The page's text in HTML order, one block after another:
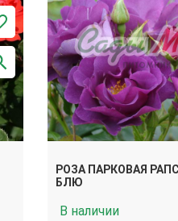
РОЗА ПАРКОВАЯ
БЛЮ
В наличии